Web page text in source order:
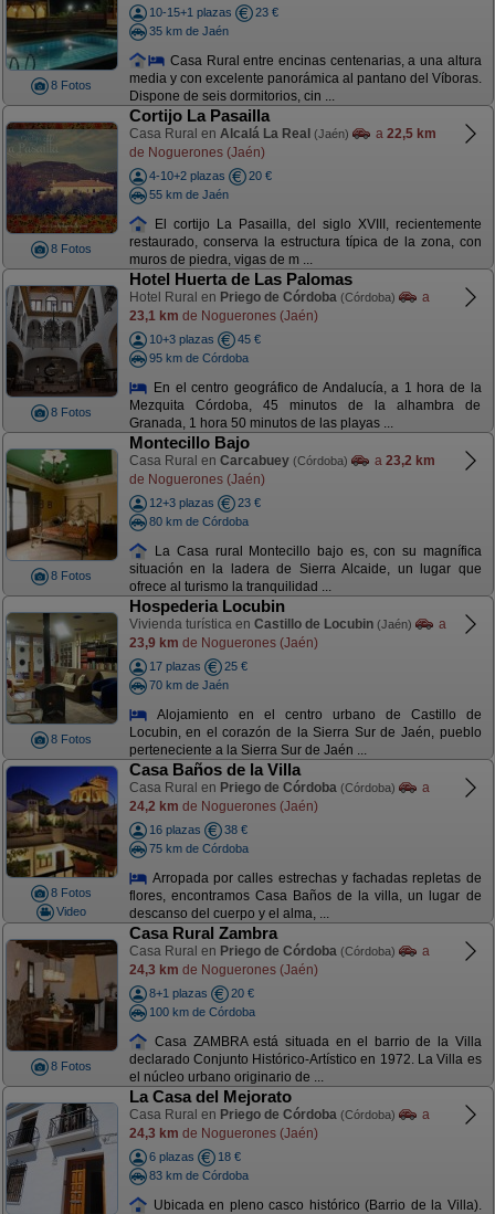
8 Fotos
10-15+1 plazas
23 €
35 km de Jaén
Casa Rural entre encinas centenarias, a una altura
media y con excelente panorámica al pantano del Víboras.
Dispone de seis dormitorios, cin ...
8 Fotos
Cortijo La Pasailla
Casa Rural en Alcalá La Real (Jaén) a 22,5 km
de Noguerones (Jaén)
4-10+2 plazas
20 €
55 km de Jaén
El cortijo La Pasailla, del siglo XVIII, recientemente
restaurado, conserva la estructura típica de la zona, con
muros de piedra, vigas de m ...
8 Fotos
Hotel Huerta de Las Palomas
Hotel Rural en Priego de Córdoba (Córdoba)
a
23,1 km de Noguerones (Jaén)
10+3 plazas
45 €
95 km de Córdoba
En el centro geográfico de Andalucía, a 1 hora de la
Mezquita Córdoba, 45 minutos de la alhambra de
Granada, 1 hora 50 minutos de las playas ...
8 Fotos
Montecillo Bajo
Casa Rural en Carcabuey (Córdoba) a 23,2 km
de Noguerones (Jaén)
12+3 plazas
23 €
80 km de Córdoba
La Casa rural Montecillo bajo es, con su magnífica
situación en la ladera de Sierra Alcaide, un lugar que
ofrece al turismo la tranquilidad ...
8 Fotos
Hospederia Locubin
Vivienda turística en Castillo de Locubin (Jaén)
a
23,9 km de Noguerones (Jaén)
17 plazas
25 €
70 km de Jaén
Alojamiento en el centro urbano de Castillo de
Locubin, en el corazón de la Sierra Sur de Jaén, pueblo
perteneciente a la Sierra Sur de Jaén ...
8 Fotos
Video
Casa Baños de la Villa
Casa Rural en Priego de Córdoba (Córdoba)
a
24,2 km de Noguerones (Jaén)
16 plazas
38 €
75 km de Córdoba
Arropada por calles estrechas y fachadas repletas de
flores, encontramos Casa Baños de la villa, un lugar de
descanso del cuerpo y el alma, ...
8 Fotos
Casa Rural Zambra
Casa Rural en Priego de Córdoba (Córdoba)
a
24,3 km de Noguerones (Jaén)
8+1 plazas
20 €
100 km de Córdoba
Casa ZAMBRA está situada en el barrio de la Villa
declarado Conjunto Histórico-Artístico en 1972. La Villa es
el núcleo urbano originario de ...
La Casa del Mejorato
Casa Rural en Priego de Córdoba (Córdoba)
a
24,3 km de Noguerones (Jaén)
6 plazas
18 €
83 km de Córdoba
Ubicada en pleno casco histórico (Barrio de la Villa).